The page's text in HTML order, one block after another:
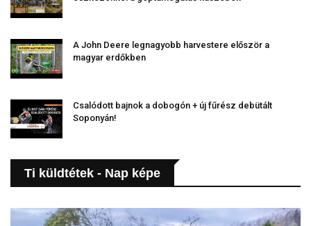
A John Deere legnagyobb harvestere először a
magyar erdőkben
Csalódott bajnok a dobogón + új fűrész debütált
Soponyán!
Ti küldtétek - Nap képe